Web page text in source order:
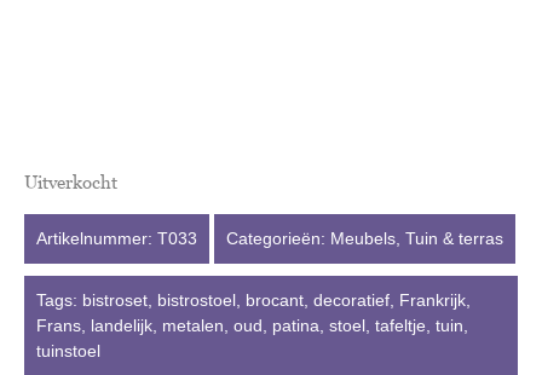
Uitverkocht
Artikelnummer: T033 Categorieën: Meubels Tuin & terras
Tags: bistroset bistrostoel brocant decoratief Frankrijk
Frans landelijk metalen oud patina stoel tafeltje tuin
tuinstoel